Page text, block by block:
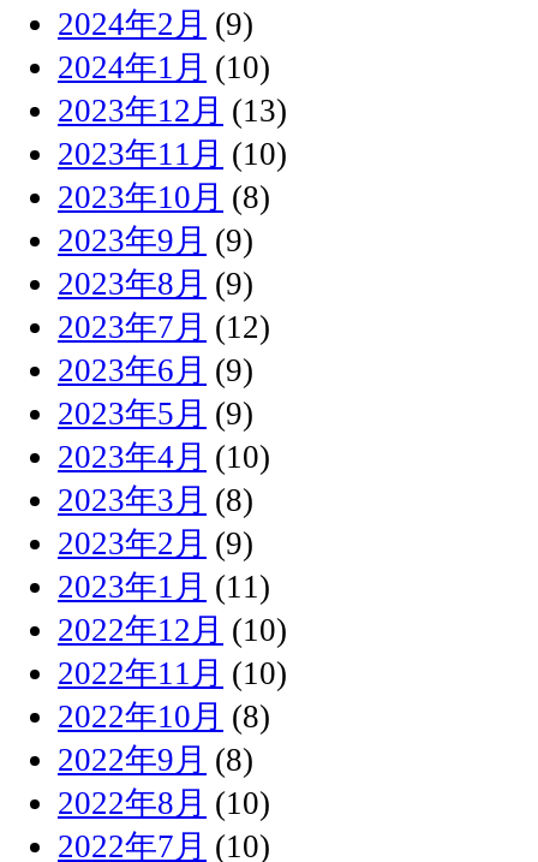
2024年2月 (9)
2024年1月 (10)
2023年12月 (13)
2023年11月 (10)
2023年10月 (8)
2023年9月 (9)
2023年8月 (9)
2023年7月 (12)
2023年6月 (9)
2023年5月 (9)
2023年4月 (10)
2023年3月 (8)
2023年2月 (9)
2023年1月 (11)
2022年12月 (10)
2022年11月 (10)
2022年10月 (8)
2022年9月 (8)
2022年8月 (10)
2022年7月 (10)